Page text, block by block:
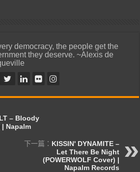
democracy, the people get the
they deserve. ~Alexis de
– Bloody
Napalm
下一篇： KISSIN' DYNAMITE –
Let There Be Night
(POWERWOLF Cover) |
Napalm Records